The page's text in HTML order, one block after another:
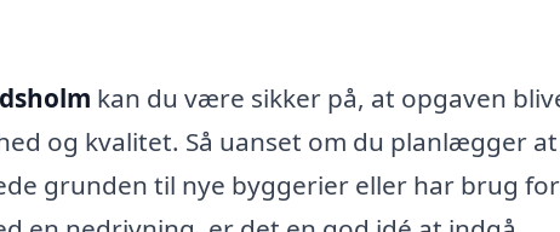
kan du være sikker på, at opgaven
og kvalitet. Så uanset om du planlægger at
grunden til nye byggerier eller har brug for